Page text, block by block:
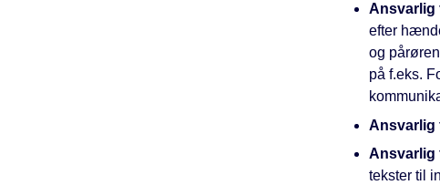
Ansvarlig
efter
og
på f.eks.
Ansvarlig
Ansvarlig
tekster til